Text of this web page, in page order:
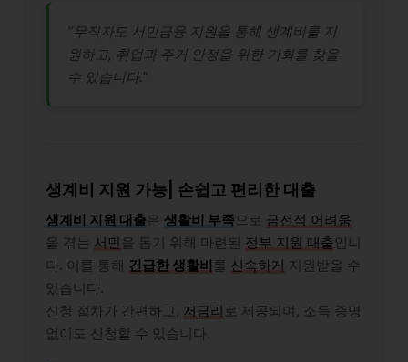
“무직자도 서민금융 지원을 통해 생계비를 지
원하고, 취업과 주거 안정을 위한 기회를 찾을
수 있습니다.”
생계비 지원 가능| 손쉽고 편리한 대출
생계비 지원 대출은 생활비 부족으로 금전적 어려움
을 겪는 서민을 돕기 위해 마련된 정부 지원 대출입니
다. 이를 통해 긴급한 생활비를 신속하게 지원받을 수
있습니다.
신청 절차가 간편하고, 저금리 로 제공되며, 소득 증명
없이도 신청할 수 있습니다.